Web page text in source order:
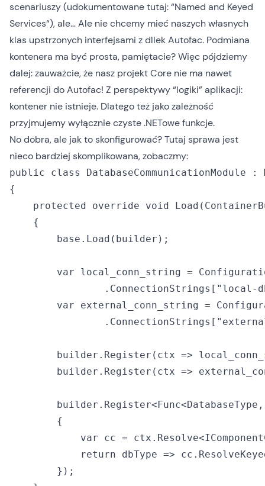
scenariuszy (udokumentowane tutaj: “Named and Keyed
Services“), ale… Ale nie chcemy mieć naszych własnych
klas upstrzonych interfejsami z dllek Autofac. Podmiana
kontenera ma być prosta, pamiętacie? Więc pójdziemy
dalej: zauważcie, że nasz projekt Core nie ma nawet
referencji do Autofac! Z perspektywy “logiki” aplikacji:
kontener nie istnieje. Dlatego też jako zależność
przyjmujemy wyłącznie czyste .NETowe funkcje.
No dobra, ale jak to skonfigurować? Tutaj sprawa jest
nieco bardziej skomplikowana, zobaczmy:
public class DatabaseCommunicationModule :
{
protected override void
    {
        base.Load(builder);
var local_conn_string =
.ConnectionStrings["local-
var external_conn_string =
builder.Register(ctx =>
builder.Register(ctx =>
        {
var cc =
return dbType =>
        });